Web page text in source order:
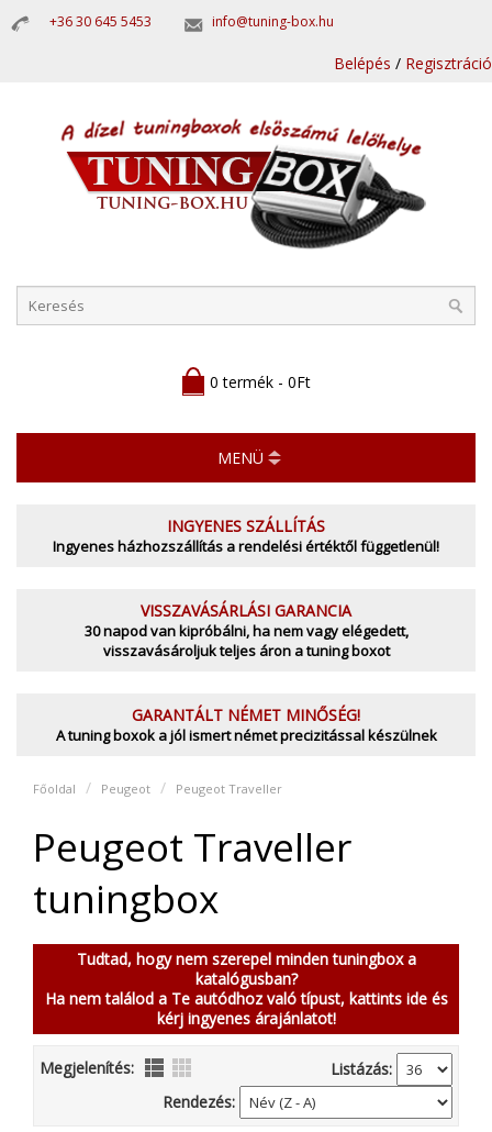
+36 30 645 5453 info@tuning-box.hu
Belépés / Regisztráció
0 termék - 0Ft
MENÜ
INGYENES SZÁLLÍTÁS
Ingyenes házhozszállítás a rendelési értéktől függetlenül!
VISSZAVÁSÁRLÁSI GARANCIA
30 napod van kipróbálni, ha nem vagy elégedett,
visszavásároljuk teljes áron a tuning boxot
GARANTÁLT NÉMET MINŐSÉG!
A tuning boxok a jól ismert német precizitással készülnek
Főoldal Peugeot Peugeot Traveller
Peugeot Traveller
tuningbox
Tudtad, hogy nem szerepel minden tuningbox a
katalógusban?
Ha nem találod a Te autódhoz való típust, kattints ide és
kérj ingyenes árajánlatot!
Megjelenítés:
Listázás:
Rendezés: